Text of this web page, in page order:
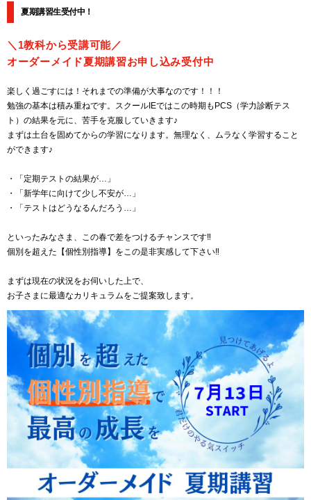
夏期講習生受付中！
＼1教科から受講可能／
オーダーメイド夏期講習お申し込み受付中
楽しく過ごすには！それまでの準備が大事なのです！！！
勉強の基本は積み重ねです。スクールIEではこの時期もPCS（学力診断テス
ト）の結果を元に、苦手を克服していきます♪
まずは土台を固めてからの学習になります。無理なく、ムラなく学習すること
ができます♪
・「定期テストの結果が…」
・「新学年に向けて少し不安が…」
・「テストはどうなるんだろう…」
といったみなさま、この春で差をつけるチャンスです‼
個別を超えた【個性別指導】をこの是非実感して下さい‼
まずは現在の状況をお伺いした上で、
お子さまに最適なカリキュラムをご提案致します。